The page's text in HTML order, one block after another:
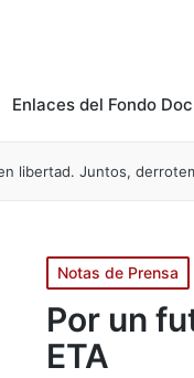
Enlaces del Fondo
libertad. Juntos,
Publicado
en
Notas de Prensa
Por un
ETA